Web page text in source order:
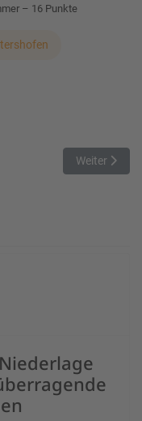
– 16 Punkte
mit 96-81 über
Nächster
Weiter